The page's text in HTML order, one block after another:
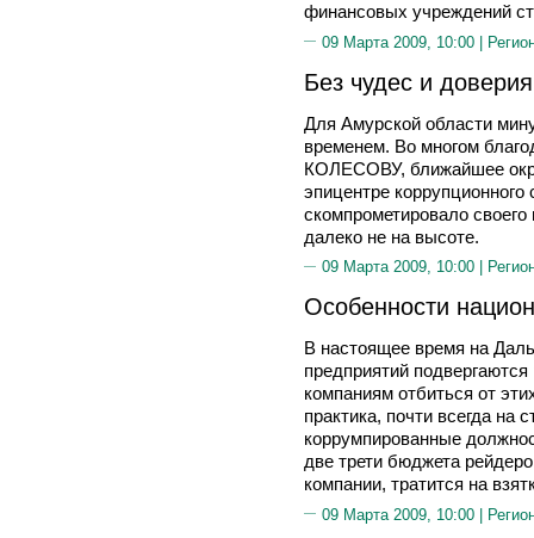
финансовых учреждений
09 Марта 2009, 10:00 |
Без чудес и доверия
Для Амурской области
временем. Во многом
КОЛЕСОВУ, ближайшее
эпицентре
скомпрометировало
далеко не на высоте.
09 Марта 2009, 10:00 |
Особенности
В настоящее время на
предприятий
компаниям отбиться от
практика, почти всегда на
коррумпированные
две трети бюджета
компании, тратится на
09 Марта 2009, 10:00 |